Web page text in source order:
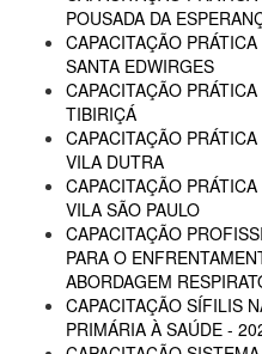
POUSADA DA
CAPACITAÇÃO
SANTA EDWIRGES
CAPACITAÇÃO
TIBIRIÇÁ
CAPACITAÇÃO
VILA DUTRA
CAPACITAÇÃO
VILA SÃO PAULO
CAPACITAÇÃO
PARA O
ABORDAGEM
CAPACITAÇÃO SÍFILIS
PRIMÁRIA À SAÚDE -